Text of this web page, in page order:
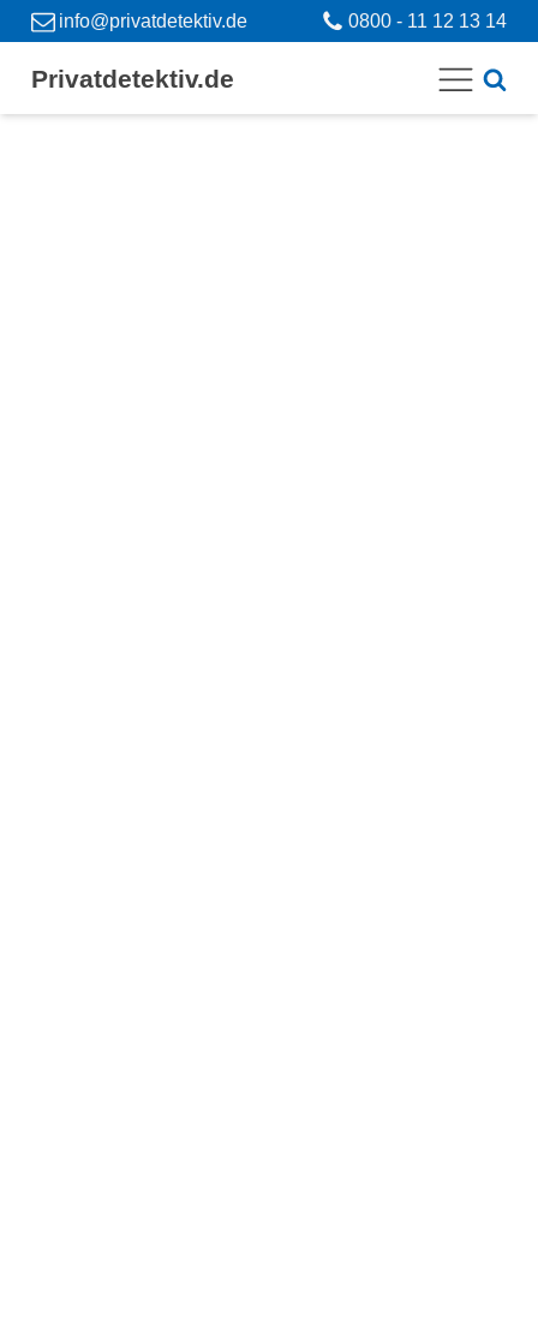
info@privatdetektiv.de 0800 - 11 12 13 14
Privatdetektiv.de